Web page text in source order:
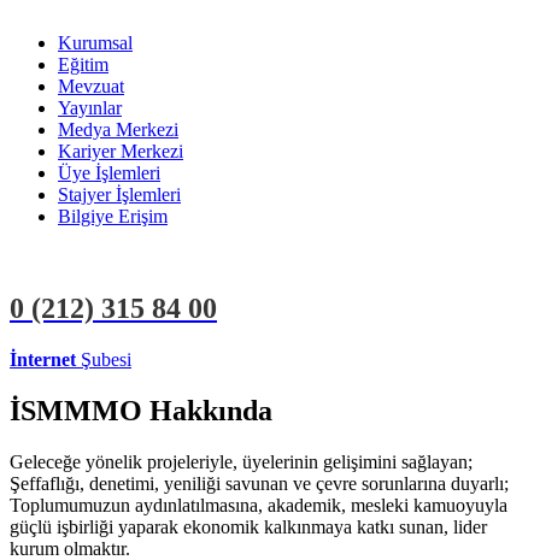
Kurumsal
Eğitim
Mevzuat
Yayınlar
Medya Merkezi
Kariyer Merkezi
Üye İşlemleri
Stajyer İşlemleri
Bilgiye Erişim
0 (212) 315 84 00
İnternet Şubesi
İSMMMO Hakkında
Geleceğe yönelik projeleriyle, üyelerinin gelişimini sağlayan;
Şeffaflığı, denetimi, yeniliği savunan ve çevre sorunlarına duyarlı;
Toplumumuzun aydınlatılmasına, akademik, mesleki kamuoyuyla
güçlü işbirliği yaparak ekonomik kalkınmaya katkı sunan, lider
kurum olmaktır.